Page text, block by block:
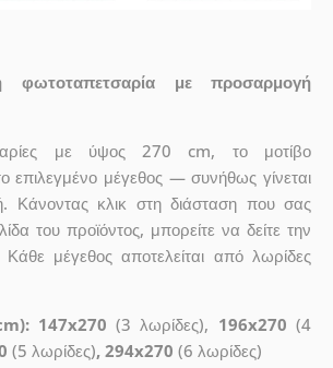
φωτοταπετσαρία με προσαρμογή
με ύψος 270 cm, το μοτίβο
επιλεγμένο μέγεθος — συνήθως γίνεται
Κάνοντας κλικ στη διάσταση που σας
του προϊόντος, μπορείτε να δείτε την
μέγεθος αποτελείται από λωρίδες
147x270 (3 λωρίδες), 196x270 (4
(5 λωρίδες), 294x270 (6 λωρίδες)